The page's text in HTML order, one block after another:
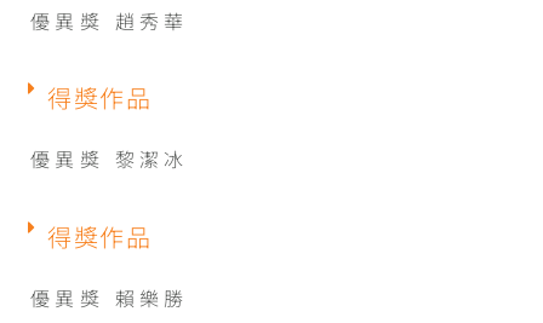
優異獎 趙秀華
得獎作品
優異獎 黎潔冰
得獎作品
優異獎 賴樂勝